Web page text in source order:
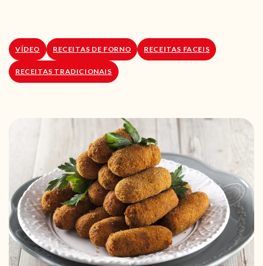
VÍDEO RECEITAS DE FORNO RECEITAS FACEIS
RECEITAS TRADICIONAIS